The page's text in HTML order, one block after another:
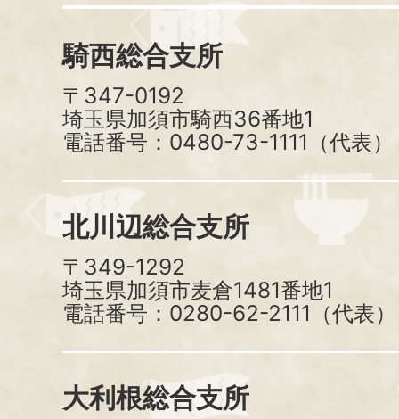
騎西総合支所
〒347-0192
埼玉県加須市騎西36番地1
電話番号：0480-73-1111（代表）
北川辺総合支所
〒349-1292
埼玉県加須市麦倉1481番地1
電話番号：0280-62-2111（代表）
大利根総合支所